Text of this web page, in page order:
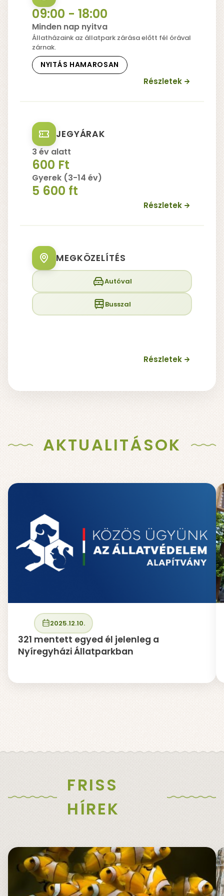
09:00 - 18:00
Minden nap nyitva
Állatházaink az állatpark zárása előtt fél órával
zárnak.
ÁLLAPOT:
NYITÁS HAMAROSAN
Részletek
JEGYÁRAK
3 év alatt
600 Ft
Gyerek (3-14 év)
5 600 ft
Részletek
MEGKÖZELÍTÉS
Autóval
Busszal
Részletek
AKTUALITÁSOK
2025.12.10.
321 mentett egyed él jelenleg a
Nyíregyházi Állatparkban
FRISS
HÍREK